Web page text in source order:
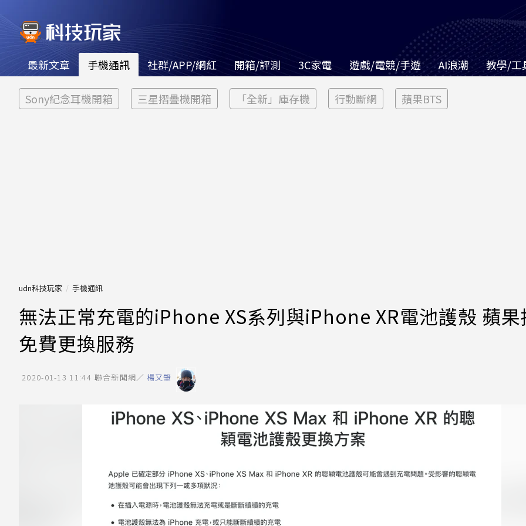
最新文章 手機通訊 社群/APP/網紅 開箱/評測 3C家電 遊戲/電競/手遊 AI浪潮 教學/工
Sony紀念耳機開箱 三星摺疊機開箱 「全新」庫存機 行動斷網 蘋果BTS
udn科技玩家 手機通訊
無法正常充電的iPhone XS系列與iPhone XR電池護殼 蘋
免費更換服務
2020-01-13 11:44 聯合新聞網／ 楊又肇